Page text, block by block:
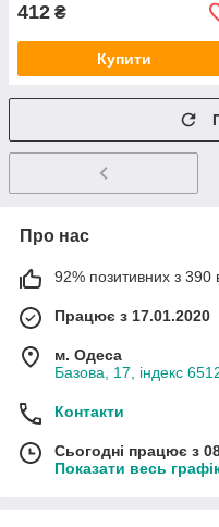
412 ₴
Купити
Про нас
92% позитивних з 390
Працює з 17.01.2020
м. Одеса
Базова, 17, індекс
Контакти
Сьогодні працює з
Показати весь